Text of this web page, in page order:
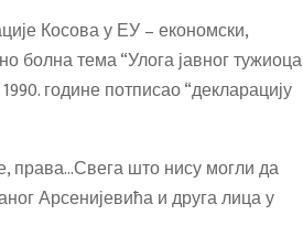
Косова у ЕУ – економски,
болна тема “Улога јавног тужиоца
године потписао “декларацију
права…Свега што нису могли да
Арсенијевића и друга лица у